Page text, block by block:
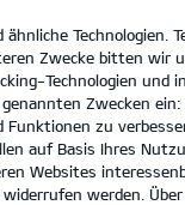
Technologien.
Zwecke bitten wir
Technologien und
Zwecken
zu
auf Basis Ihres
Websites
werden. Über